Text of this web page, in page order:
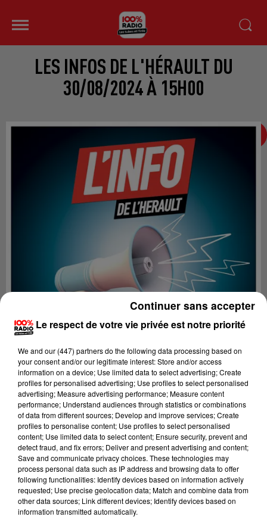
LES INFOS DE L'HÉRAULT DU
30/08/2024 À 15H00
Lecture (2 min 23 sec)
100%
100% Radio les infos de l'Hérault
Le respect de votre vie privée est notre priorité
We and our (447) partnersdo the following data processing based on
your consent and/or our legitimate interest: Store and/or access
information on a device; Use limited data to select advertising; Create
profiles for personalised advertising; Use profiles to select personalised
advertising; Measure advertising performance; Measure content
performance; Understand audiences through statistics or combinations
of data from different sources; Develop and improve services; Create
profiles to personalise content; Use profiles to select personalised
content; Use limited data to select content; Ensure security, prevent and
detect fraud, and fix errors; Deliver and present advertising and content;
Save and communicate privacy choices. These technologies may
process personal data such as IP address and browsing data to offer
following functionalities: Identify devices based on information actively
requested; Use precise geolocation data; Match and combine data from
other data sources; Link different devices; Identify devices based on
information transmitted automatically.
Continuer sans accepter